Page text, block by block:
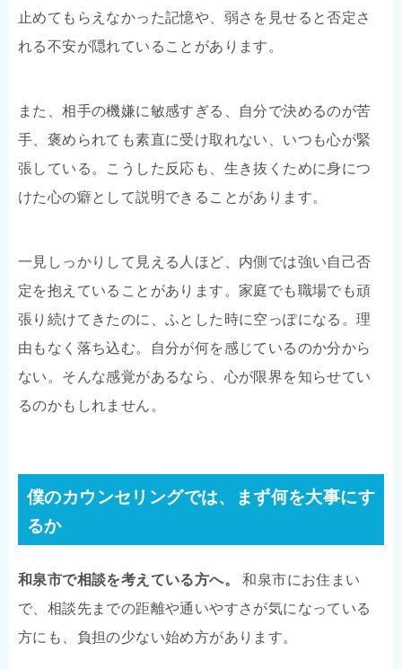
止めてもらえなかった記憶や、弱さを見せると否定さ
れる不安が隠れていることがあります。
また、相手の機嫌に敏感すぎる、自分で決めるのが苦
手、褒められても素直に受け取れない、いつも心が緊
張している。こうした反応も、生き抜くために身につ
けた心の癖として説明できることがあります。
一見しっかりして見える人ほど、内側では強い自己否
定を抱えていることがあります。家庭でも職場でも頑
張り続けてきたのに、ふとした時に空っぽになる。理
由もなく落ち込む。自分が何を感じているのか分から
ない。そんな感覚があるなら、心が限界を知らせてい
るのかもしれません。
僕のカウンセリングでは、まず何を大事にす
るか
和泉市で相談を考えている方へ。
和泉市にお住まい
で、相談先までの距離や通いやすさが気になっている
方にも、負担の少ない始め方があります。